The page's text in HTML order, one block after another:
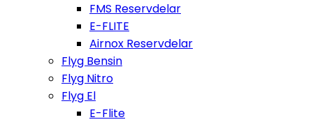
FMS Reservdelar
E-FLITE
Airnox Reservdelar
Flyg Bensin
Flyg Nitro
Flyg El
E-Flite